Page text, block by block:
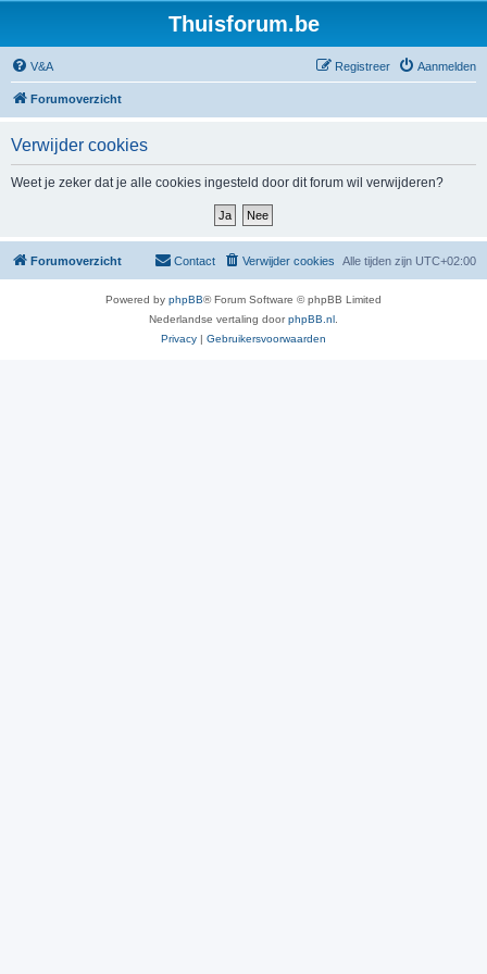
Thuisforum.be
V&A Aanmelden
Registreer
Forumoverzicht
Verwijder cookies
Weet je zeker dat je alle cookies ingesteld door dit forum wil verwijderen?
Forumoverzicht Alle tijden zijn UTC+02:00
Verwijder cookies
Contact
Powered by phpBB® Forum Software © phpBB Limited
Nederlandse vertaling doorphpBB.nl
Privacy | Gebruikersvoorwaarden